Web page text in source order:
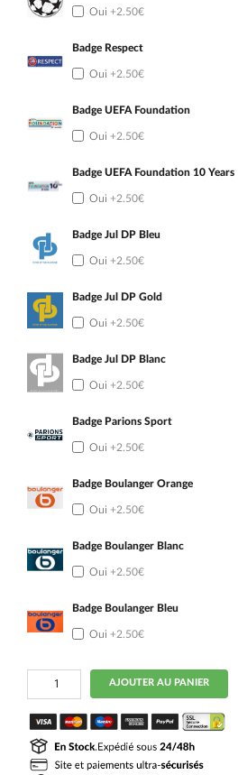
Oui +2.50€
Badge Respect
Oui +2.50€
Badge UEFA Foundation
Oui +2.50€
Badge UEFA Foundation 10 Years
Oui +2.50€
Badge Jul DP Bleu
Oui +2.50€
Badge Jul DP Gold
Oui +2.50€
Badge Jul DP Blanc
Oui +2.50€
Badge Parions Sport
Oui +2.50€
Badge Boulanger Orange
Oui +2.50€
Badge Boulanger Blanc
Oui +2.50€
Badge Boulanger Bleu
Oui +2.50€
quantité
Maillot
OM
Kit
Enfant
Domicile
2026
AJOUTER AU PANIER